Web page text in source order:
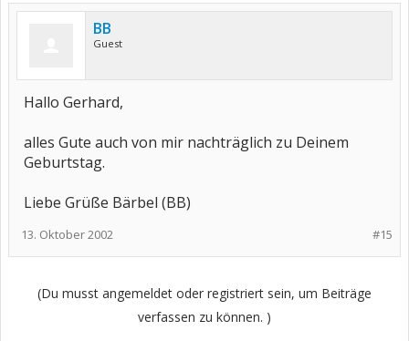
BB
Guest
Hallo Gerhard,
alles Gute auch von mir nachträglich zu Deinem
Geburtstag.
Liebe Grüße Bärbel (BB)
#15
13. Oktober 2002
(Du musst angemeldet oder registriert sein, um Beiträge
verfassen zu können. )